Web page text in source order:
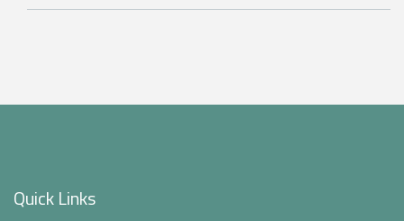
Quick Links